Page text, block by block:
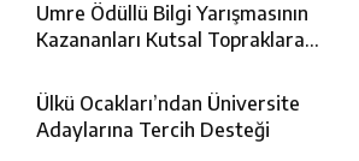
Umre Ödüllü Bilgi Yarışmasının
Kazananları Kutsal Topraklara
Ülkü Ocakları’ndan Üniversite
Adaylarına Tercih Desteği